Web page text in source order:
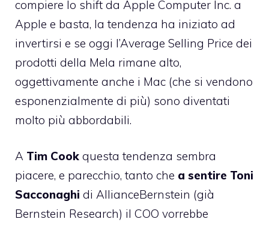
compiere lo shift da Apple Computer Inc. a
Apple e basta, la tendenza ha iniziato ad
invertirsi e se oggi l’Average Selling Price dei
prodotti della Mela rimane alto,
oggettivamente anche i Mac (che si vendono
esponenzialmente di più) sono diventati
molto più abbordabili.
A Tim Cook questa tendenza sembra
piacere, e parecchio, tanto che a sentire Toni
Sacconaghi di AllianceBernstein (già
Bernstein Research) il COO vorrebbe